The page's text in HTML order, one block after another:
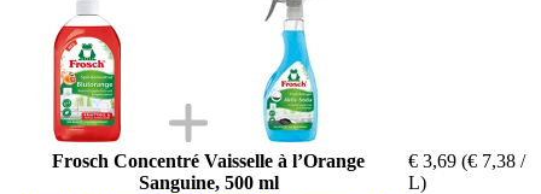
Frosch Concentré Vaisselle à l’Orange
Sanguine, 500 ml
€ 3,69 (€ 7,38 /
L)